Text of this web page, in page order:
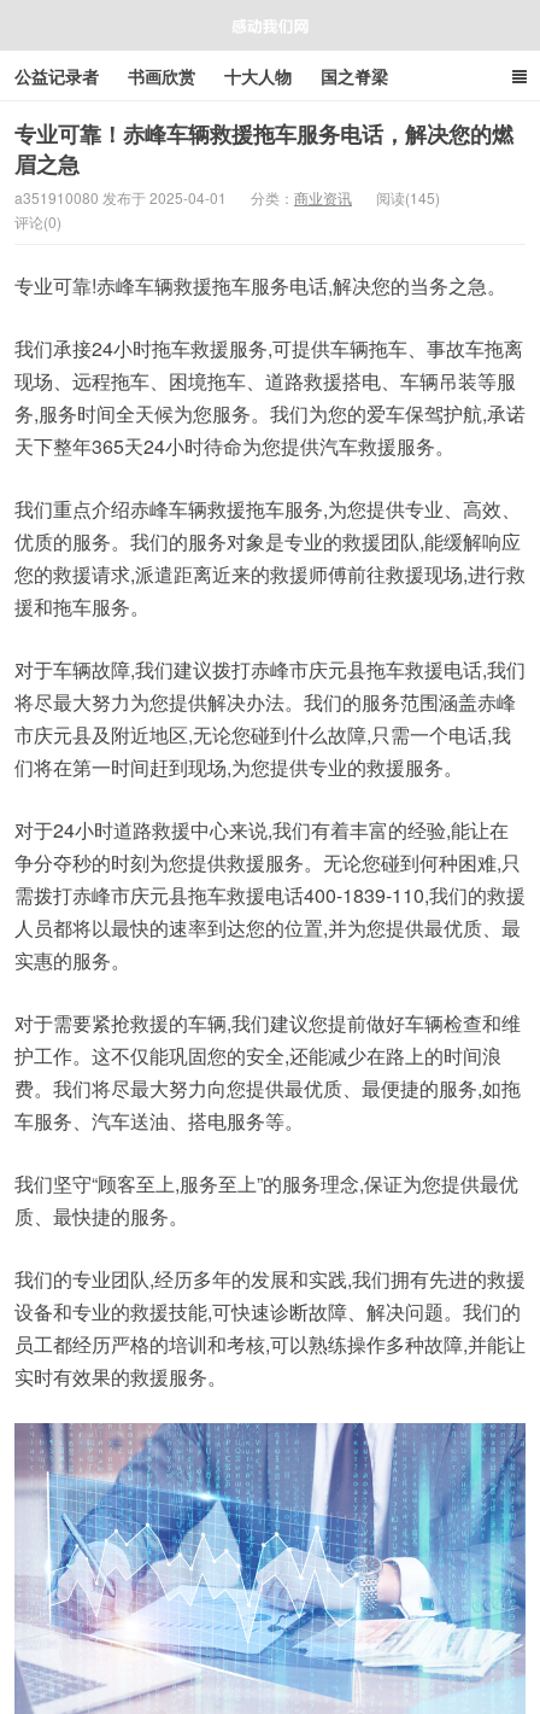
感动我们网
公益记录者 书画欣赏 十大人物 国之脊梁
好人好事 感人资讯 商业资讯 在线工具箱
专业可靠！赤峰车辆救援拖车服务电话，解决您的燃
眉之急
a351910080 发布于 2025-04-01 分类： 商业资讯
阅读(145)
评论(0)
专业可靠!赤峰车辆救援拖车服务电话,解决您的当务之急。
我们承接24小时拖车救援服务,可提供车辆拖车、事故车拖离
现场、远程拖车、困境拖车、道路救援搭电、车辆吊装等服
务,服务时间全天候为您服务。我们为您的爱车保驾护航,承诺
天下整年365天24小时待命为您提供汽车救援服务。
我们重点介绍赤峰车辆救援拖车服务,为您提供专业、高效、
优质的服务。我们的服务对象是专业的救援团队,能缓解响应
您的救援请求,派遣距离近来的救援师傅前往救援现场,进行救
援和拖车服务。
对于车辆故障,我们建议拨打赤峰市庆元县拖车救援电话,我们
将尽最大努力为您提供解决办法。我们的服务范围涵盖赤峰
市庆元县及附近地区,无论您碰到什么故障,只需一个电话,我
们将在第一时间赶到现场,为您提供专业的救援服务。
对于24小时道路救援中心来说,我们有着丰富的经验,能让在
争分夺秒的时刻为您提供救援服务。无论您碰到何种困难,只
需拨打赤峰市庆元县拖车救援电话400-1839-110,我们的救援
人员都将以最快的速率到达您的位置,并为您提供最优质、最
实惠的服务。
对于需要紧抢救援的车辆,我们建议您提前做好车辆检查和维
护工作。这不仅能巩固您的安全,还能减少在路上的时间浪
费。我们将尽最大努力向您提供最优质、最便捷的服务,如拖
车服务、汽车送油、搭电服务等。
我们坚守“顾客至上,服务至上”的服务理念,保证为您提供最优
质、最快捷的服务。
我们的专业团队,经历多年的发展和实践,我们拥有先进的救援
设备和专业的救援技能,可快速诊断故障、解决问题。我们的
员工都经历严格的培训和考核,可以熟练操作多种故障,并能让
实时有效果的救援服务。